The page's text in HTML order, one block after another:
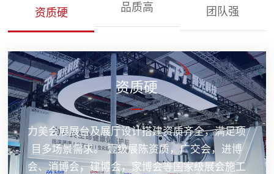
资质硬 品质高 团队强
资质硬
力美会展展台及展厅设计搭建资质齐全，满足项
目多场景需求。 壹级展陈资质，广交会，进博
会、消博会，建博会，家博会等国家级展会施工